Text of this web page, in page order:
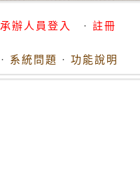
承辦人員登入 · 註冊
· 系統問題 · 功能說明